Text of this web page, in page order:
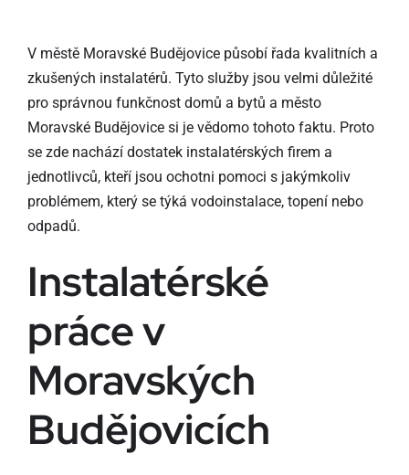
V městě Moravské Budějovice působí řada kvalitních a
zkušených instalatérů. Tyto služby jsou velmi důležité
pro správnou funkčnost domů a bytů a město
Moravské Budějovice si je vědomo tohoto faktu. Proto
se zde nachází dostatek instalatérských firem a
jednotlivců, kteří jsou ochotni pomoci s jakýmkoliv
problémem, který se týká vodoinstalace, topení nebo
odpadů.
Instalatérské
práce v
Moravských
Budějovicích